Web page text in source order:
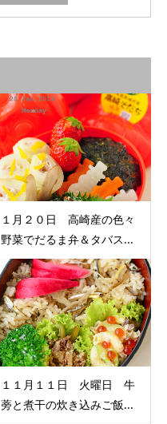
１月２０日 高崎産の色々
野菜でだるま弁＆タバス...
１１月１１日 火曜日 牛
蒡と煮干の炊き込みご飯...